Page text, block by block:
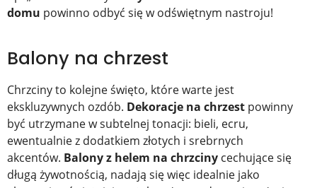
domu powinno odbyć się w odświętnym nastroju!
Balony na chrzest
Chrzciny to kolejne święto, które warte jest
ekskluzywnych ozdób. Dekoracje na chrzest powinny
być utrzymane w subtelnej tonacji: bieli, ecru,
ewentualnie z dodatkiem złotych i srebrnych
akcentów. Balony z helem na chrzciny cechujące się
długą żywotnością, nadają się więc idealnie jako